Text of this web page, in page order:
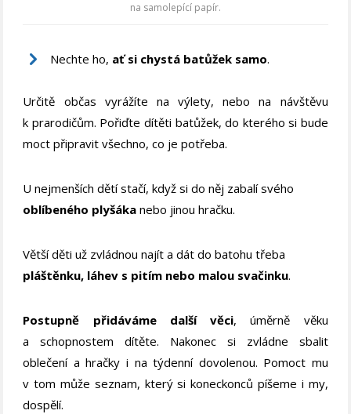
na samolepící papír.
Nechte ho, ať si chystá batůžek samo.
Určitě občas vyrážíte na výlety, nebo na návštěvu
k prarodičům. Pořiďte dítěti batůžek, do kterého si bude
moct připravit všechno, co je potřeba.
U nejmenších dětí stačí, když si do něj zabalí svého
oblíbeného plyšáka nebo jinou hračku.
Větší děti už zvládnou najít a dát do batohu třeba
pláštěnku, láhev s pitím nebo malou svačinku.
Postupně přidáváme další věci, úměrně věku
a schopnostem dítěte. Nakonec si zvládne sbalit
oblečení a hračky i na týdenní dovolenou. Pomoct mu
v tom může seznam, který si koneckonců píšeme i my,
dospělí.